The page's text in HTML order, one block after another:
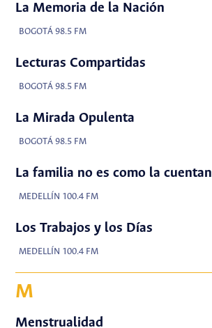
La Memoria de la Nación
BOGOTÁ 98.5 FM
Lecturas Compartidas
BOGOTÁ 98.5 FM
La Mirada Opulenta
BOGOTÁ 98.5 FM
La familia no es como la cuentan
MEDELLÍN 100.4 FM
Los Trabajos y los Días
MEDELLÍN 100.4 FM
M
Menstrualidad